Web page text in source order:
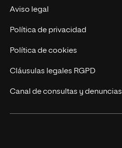
Actualidad UNIR
Contáctanos
Aviso legal
Política de privacidad
Política de cookies
Cláusulas legales RGPD
Canal de consultas y denuncias